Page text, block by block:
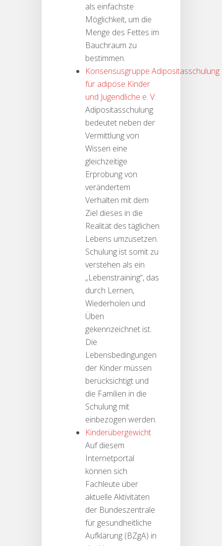
als einfachste
Möglichkeit, um die
Menge des Fettes im
Bauchraum zu
bestimmen.
Konsensusgruppe Adipositasschulung
für adipöse Kinder
und Jugendliche e. V.
Adipositasschulung
bedeutet neben der
Vermittlung von
Wissen eine
gleichzeitige
Erprobung von
verändertem
Verhalten mit dem
Ziel dieses in die
Realität des täglichen
Lebens umzusetzen.
Schulung ist somit zu
verstehen als ein
„Lebenstraining“, das
durch Lernen,
Wiederholen und
Üben
gekennzeichnet ist.
Die
Lebensbedingungen
der Kinder müssen
berücksichtigt und
die Familien in die
Schulung mit
einbezogen werden.
Kinderübergewicht
Auf diesem
Internetportal
können sich
Fachleute über
aktuelle Aktivitäten
der Bundeszentrale
für gesundheitliche
Aufklärung (BZgA) in